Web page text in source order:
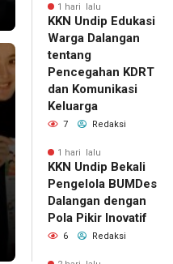
1 hari lalu
KKN Undip Edukasi
Warga Dalangan
tentang
Pencegahan KDRT
dan Komunikasi
Keluarga
7 Redaksi
1 hari lalu
KKN Undip Bekali
Pengelola BUMDes
Dalangan dengan
Pola Pikir Inovatif
6 Redaksi